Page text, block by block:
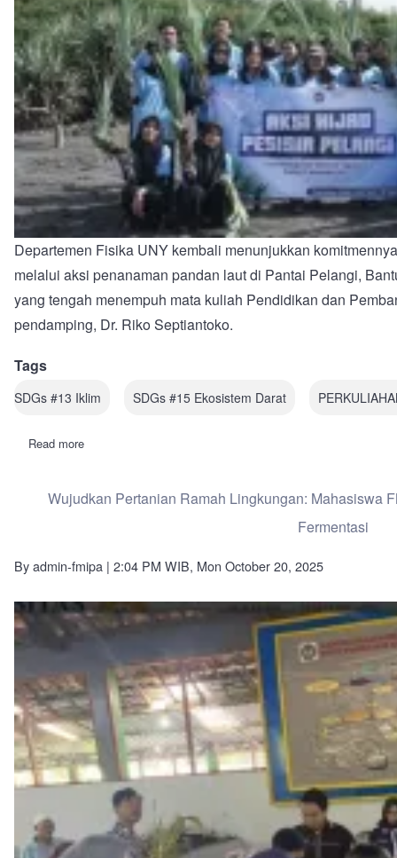
Departemen Fisika UNY kembali menunjukkan
melalui aksi penanaman pandan laut di Pantai Pelangi,
yang tengah menempuh mata kuliah Pendidikan dan
pendamping, Dr. Riko Septiantoko.
Tags
SDGs #13 Iklim SDGs #15 Ekosistem Darat
Read more
UNY
Pandan
Jadi
Aksi
Nyata
Dukung
Wujudkan Pertanian Ramah Lingkungan: Mahasiswa
Fermentasi
Byadmin-fmipa | 2:04 PM WIB, Mon October 20, 2025